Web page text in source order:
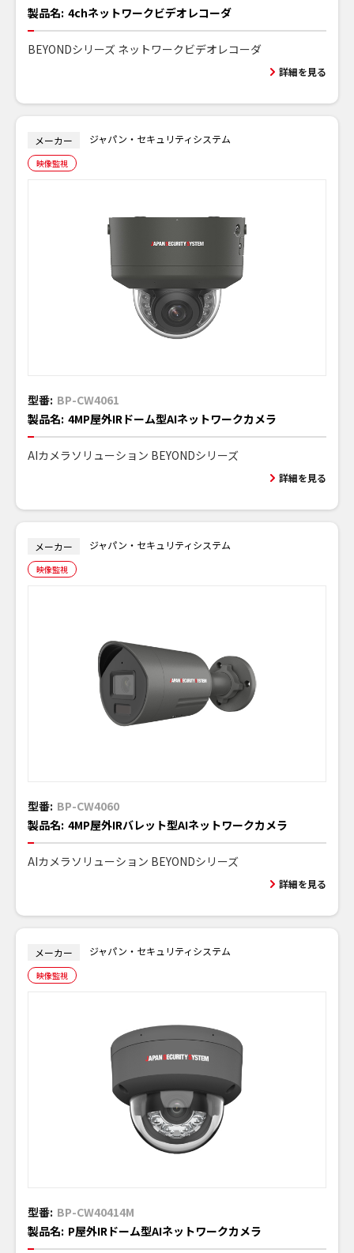
製品名: 4chネットワークビデオレコーダ
BEYONDシリーズ ネットワークビデオレコーダ
詳細を見る
メーカー ジャパン・セキュリティシステム
映像監視
型番: BP-CW4061
製品名: 4MP屋外IRドーム型AIネットワークカメラ
AIカメラソリューション BEYONDシリーズ
詳細を見る
メーカー ジャパン・セキュリティシステム
映像監視
型番: BP-CW4060
製品名: 4MP屋外IRバレット型AIネットワークカメラ
AIカメラソリューション BEYONDシリーズ
詳細を見る
メーカー ジャパン・セキュリティシステム
映像監視
型番: BP-CW40414M
製品名: P屋外IRドーム型AIネットワークカメラ